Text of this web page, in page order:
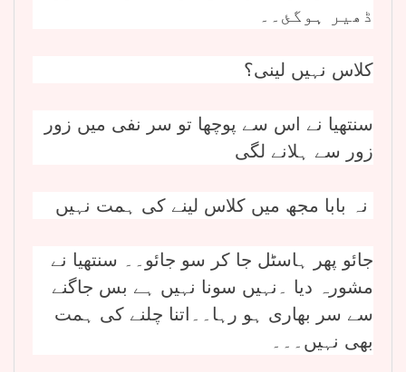
ڈھیر ہوگئ۔۔
کلاس نہیں لینی؟
سنتھیا نے اس سے پوچھا تو سر نفی میں زور
زور سے ہلانے لگی
جائو پھر ہاسٹل جا کر سو جائو۔۔ سنتھیا نے
مشورہ دیا ۔نہیں سونا نہیں ہے بس جاگنے
سے سر بھاری ہو رہا۔۔اتنا چلنے کی ہمت
بھی نہیں۔۔۔